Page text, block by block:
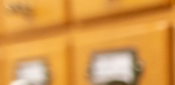
100 -
Einstaklingur
Dæmasafn
110 -